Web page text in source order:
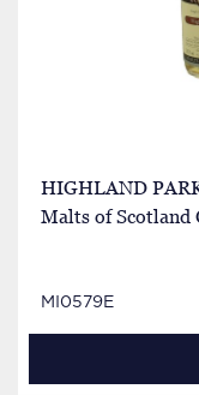
HIGHLAND
Malts of Scotland
MI0579E